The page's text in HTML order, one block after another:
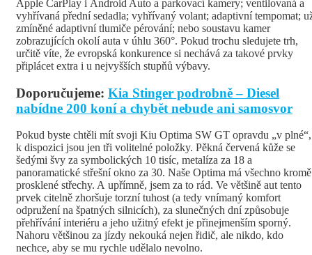
Apple CarPlay i Android Auto a parkovací kamery; ventilovaná a
vyhřívaná přední sedadla; vyhřívaný volant; adaptivní tempomat;
zmíněné adaptivní tlumiče pérování; nebo soustavu kamer
zobrazujících okolí auta v úhlu 360°. Pokud trochu sledujete trh,
určitě víte, že evropská konkurence si nechává za takové prvky
připlácet extra i u nejvyšších stupňů výbavy.
Doporučujeme: Kia Stinger podrobně – Diesel
nabídne 200 koní a chybět nebude ani samosvor
Pokud byste chtěli mít svoji Kiu Optima SW GT opravdu „v plné“,
k dispozici jsou jen tři volitelné položky. Pěkná červená kůže se
šedými švy za symbolických 10 tisíc, metalíza za 18 a
panoramatické střešní okno za 30. Naše Optima má všechno kromě
prosklené střechy. A upřímně, jsem za to rád. Ve většině aut tento
prvek citelně zhoršuje torzní tuhost (a tedy vnímaný komfort
odpružení na špatných silnicích), za slunečných dní způsobuje
přehřívání interiéru a jeho užitný efekt je přinejmenším sporný.
Nahoru většinou za jízdy nekouká nejen řidič, ale nikdo, kdo
nechce, aby se mu rychle udělalo nevolno.